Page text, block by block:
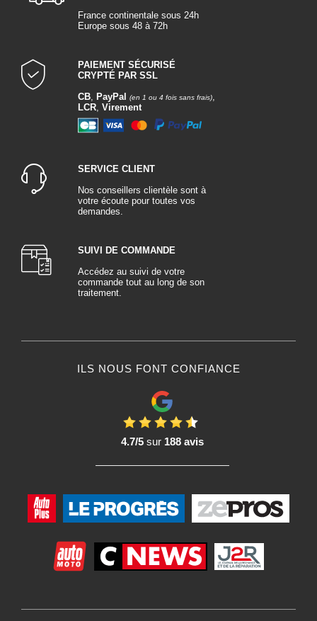
France continentale sous 24h
Europe sous 48 à 72h
PAIEMENT SÉCURISÉ
CRYPTÉ PAR SSL
CB, PayPal (en 1 ou 4 fois sans frais),
LCR, Virement
SERVICE CLIENT
Nos conseillers clientèle sont à
votre écoute pour toutes vos
demandes.
SUIVI DE COMMANDE
Accédez au suivi de votre
commande tout au long de son
traitement.
ILS NOUS FONT CONFIANCE
4.7/5sur 188 avis